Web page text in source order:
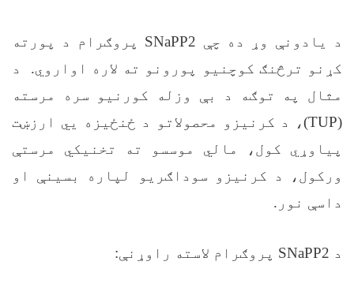
د یادونې وړ ده چې SNaPP2 پروګرام د پورته
کړنو ترڅنګ کوچنیو پورونو ته لاره اواروي.
د
مثال په توګه د بې وزله کورنیو سره مرسته
(
TUP)، د کرنیزو محصولاتو د ځنځیزه يي ارزښت
پیاوړي کول، مالي موسسو ته تخنیکي مرستې
ورکول، د کرنیزو سوداګریو لپاره بسينې او
داسې نور.
د SNaPP2 پروګرام لاسته راوړنې: